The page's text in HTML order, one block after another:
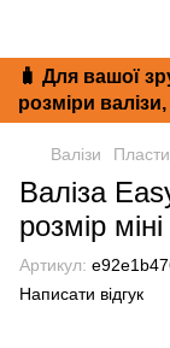
🧳 Для вашої
розміри
Валізи
Валіза
розмір
Артикул:
Написати відгук